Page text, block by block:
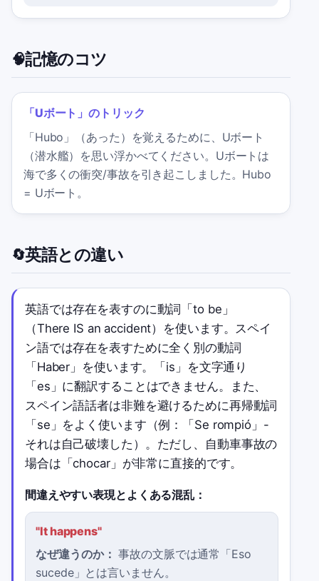
🧠記憶のコツ
「Uボート」のトリック
「Hubo」（あった）を覚えるために、Uボート
（潜水艦）を思い浮かべてください。Uボートは
海で多くの衝突/事故を引き起こしました。Hubo
= Uボート。
🔄英語との違い
英語では存在を表すのに動詞「to be」
（There IS an accident）を使います。スペイ
ン語では存在を表すために全く別の動詞
「Haber」を使います。「is」を文字通り
「es」に翻訳することはできません。また、
スペイン語話者は非難を避けるために再帰動詞
「se」をよく使います（例：「Se rompió」-
それは自己破壊した）。ただし、自動車事故の
場合は「chocar」が非常に直接的です。
間違えやすい表現とよくある混乱：
"It happens"
なぜ違うのか： 事故の文脈では通常「Eso
sucede」とは言いません。